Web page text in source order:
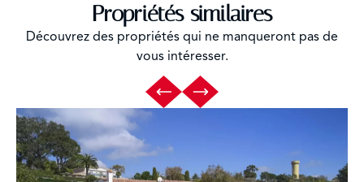
Propriétés similaires
Découvrez des propriétés qui ne manqueront pas de
vous intéresser.